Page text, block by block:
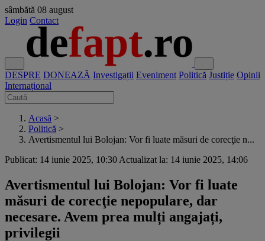
sâmbătă 08 august
Login Contact
DESPRE DONEAZĂ Investigații Eveniment Politică Justiție Opinii
Internațional
Acasă >
Politică >
Avertismentul lui Bolojan: Vor fi luate măsuri de corecţie n...
Publicat: 14 iunie 2025, 10:30 Actualizat la: 14 iunie 2025, 14:06
Avertismentul lui Bolojan: Vor fi luate
măsuri de corecţie nepopulare, dar
necesare. Avem prea mulți angajați,
privilegii